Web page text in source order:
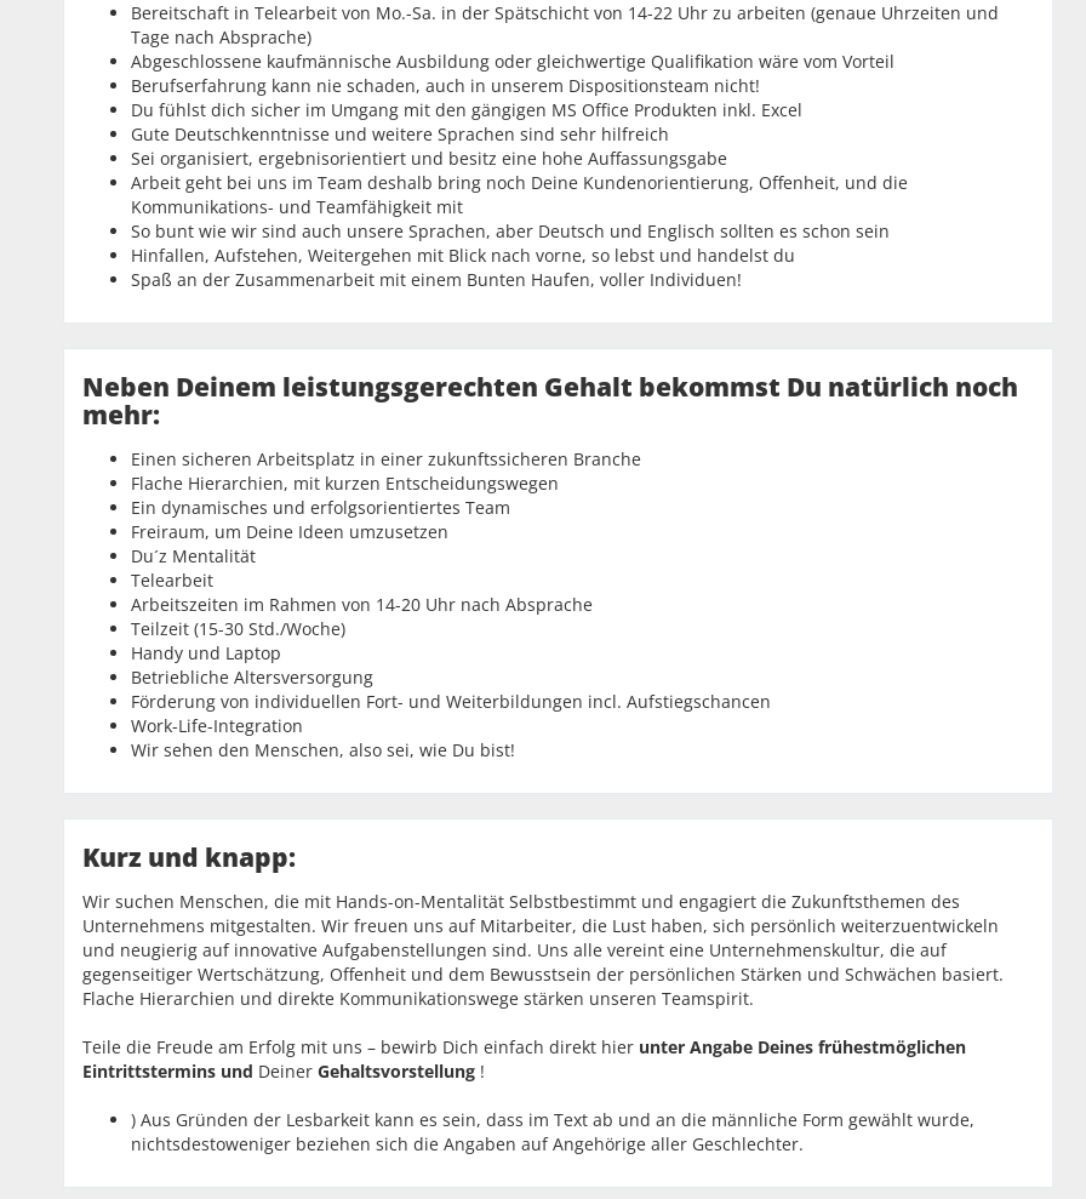
Bereitschaft in Telearbeit von Mo.-Sa. in der Spätschicht von 14-22 Uhr zu arbeiten (genaue Uhrzeiten und
Tage nach Absprache)
Abgeschlossene kaufmännische Ausbildung oder gleichwertige Qualifikation wäre vom Vorteil
Berufserfahrung kann nie schaden, auch in unserem Dispositionsteam nicht!
Du fühlst dich sicher im Umgang mit den gängigen MS Office Produkten inkl. Excel
Gute Deutschkenntnisse und weitere Sprachen sind sehr hilfreich
Sei organisiert, ergebnisorientiert und besitz eine hohe Auffassungsgabe
Arbeit geht bei uns im Team deshalb bring noch Deine Kundenorientierung, Offenheit, und die
Kommunikations- und Teamfähigkeit mit
So bunt wie wir sind auch unsere Sprachen, aber Deutsch und Englisch sollten es schon sein
Hinfallen, Aufstehen, Weitergehen mit Blick nach vorne, so lebst und handelst du
Spaß an der Zusammenarbeit mit einem Bunten Haufen, voller Individuen!
Neben Deinem leistungsgerechten Gehalt bekommst Du natürlich noch
mehr:
Einen sicheren Arbeitsplatz in einer zukunftssicheren Branche
Flache Hierarchien, mit kurzen Entscheidungswegen
Ein dynamisches und erfolgsorientiertes Team
Freiraum, um Deine Ideen umzusetzen
Du´z Mentalität
Telearbeit
Arbeitszeiten im Rahmen von 14-20 Uhr nach Absprache
Teilzeit (15-30 Std./Woche)
Handy und Laptop
Betriebliche Altersversorgung
Förderung von individuellen Fort- und Weiterbildungen incl. Aufstiegschancen
Work-Life-Integration
Wir sehen den Menschen, also sei, wie Du bist!
Kurz und knapp:
Wir suchen Menschen, die mit Hands-on-Mentalität Selbstbestimmt und engagiert die Zukunftsthemen des
Unternehmens mitgestalten. Wir freuen uns auf Mitarbeiter, die Lust haben, sich persönlich weiterzuentwickeln
und neugierig auf innovative Aufgabenstellungen sind. Uns alle vereint eine Unternehmenskultur, die auf
gegenseitiger Wertschätzung, Offenheit und dem Bewusstsein der persönlichen Stärken und Schwächen basiert.
Flache Hierarchien und direkte Kommunikationswege stärken unseren Teamspirit.
Teile die Freude am Erfolg mit uns – bewirb Dich einfach direkt hier unter Angabe Deines frühestmöglichen
Eintrittstermins und Deiner Gehaltsvorstellung !
) Aus Gründen der Lesbarkeit kann es sein, dass im Text ab und an die männliche Form gewählt wurde,
nichtsdestoweniger beziehen sich die Angaben auf Angehörige aller Geschlechter.